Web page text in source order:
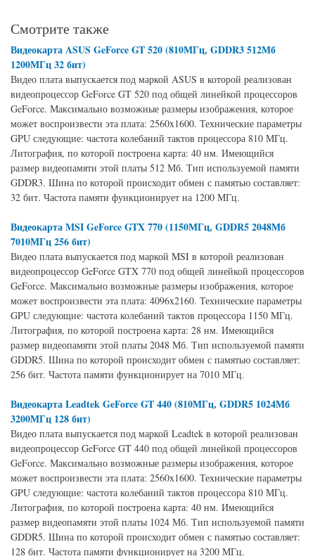
Смотрите также
Видеокарта ASUS GeForce GT 520 (810МГц, GDDR3 512Мб
1200МГц 32 бит)
Видео плата выпускается под маркой ASUS в которой реализован
видеопроцессор GeForce GT 520 под общей линейкой процессоров
GeForce. Максимально возможные размеры изображения, которое
может воспроизвести эта плата: 2560x1600. Технические параметры
GPU следующие: частота колебаний тактов процессора 810 МГц.
Литография, по которой построена карта: 40 нм. Имеющийся
размер видеопамяти этой платы 512 Мб. Тип используемой памяти
GDDR3. Шина по которой происходит обмен с памятью составляет:
32 бит. Частота памяти функционирует на 1200 МГц.
Видеокарта MSI GeForce GTX 770 (1150МГц, GDDR5 2048Мб
7010МГц 256 бит)
Видео плата выпускается под маркой MSI в которой реализован
видеопроцессор GeForce GTX 770 под общей линейкой процессоров
GeForce. Максимально возможные размеры изображения, которое
может воспроизвести эта плата: 4096x2160. Технические параметры
GPU следующие: частота колебаний тактов процессора 1150 МГц.
Литография, по которой построена карта: 28 нм. Имеющийся
размер видеопамяти этой платы 2048 Мб. Тип используемой памяти
GDDR5. Шина по которой происходит обмен с памятью составляет:
256 бит. Частота памяти функционирует на 7010 МГц.
Видеокарта Leadtek GeForce GT 440 (810МГц, GDDR5 1024Мб
3200МГц 128 бит)
Видео плата выпускается под маркой Leadtek в которой реализован
видеопроцессор GeForce GT 440 под общей линейкой процессоров
GeForce. Максимально возможные размеры изображения, которое
может воспроизвести эта плата: 2560x1600. Технические параметры
GPU следующие: частота колебаний тактов процессора 810 МГц.
Литография, по которой построена карта: 40 нм. Имеющийся
размер видеопамяти этой платы 1024 Мб. Тип используемой памяти
GDDR5. Шина по которой происходит обмен с памятью составляет:
128 бит. Частота памяти функционирует на 3200 МГц.